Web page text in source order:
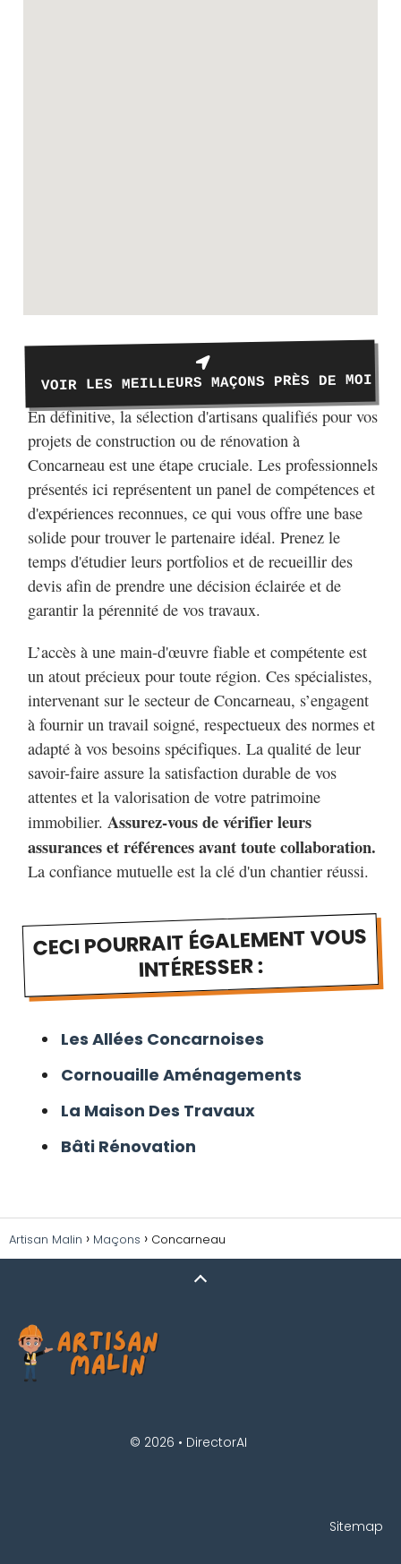
VOIR LES MEILLEURS MAÇONS PRÈS DE MOI
En définitive, la sélection d'artisans qualifiés pour vos
projets de construction ou de rénovation à
Concarneau est une étape cruciale. Les professionnels
présentés ici représentent un panel de compétences et
d'expériences reconnues, ce qui vous offre une base
solide pour trouver le partenaire idéal. Prenez le
temps d'étudier leurs portfolios et de recueillir des
devis afin de prendre une décision éclairée et de
garantir la pérennité de vos travaux.
L’accès à une main-d'œuvre fiable et compétente est
un atout précieux pour toute région. Ces spécialistes,
intervenant sur le secteur de Concarneau, s’engagent
à fournir un travail soigné, respectueux des normes et
adapté à vos besoins spécifiques. La qualité de leur
savoir-faire assure la satisfaction durable de vos
attentes et la valorisation de votre patrimoine
immobilier. Assurez-vous de vérifier leurs
assurances et références avant toute collaboration.
La confiance mutuelle est la clé d'un chantier réussi.
CECI POURRAIT ÉGALEMENT VOUS
INTÉRESSER :
Les Allées Concarnoises
Cornouaille Aménagements
La Maison Des Travaux
Bâti Rénovation
Artisan Malin Maçons Concarneau
© 2026 • DirectorAI
Sitemap